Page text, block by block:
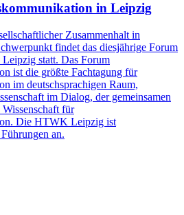
in Leipzig
Zusammenhalt in
findet das diesjährige Forum
statt. Das Forum
ist die größte Fachtagung für
im deutschsprachigen Raum,
im Dialog, der gemeinsamen
für
Die HTWK Leipzig ist
an.